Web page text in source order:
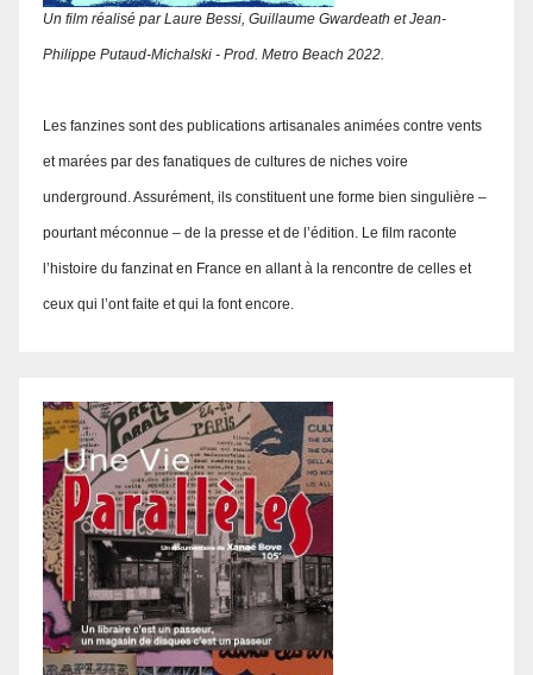
Un film réalisé par Laure Bessi, Guillaume Gwardeath et Jean-
Philippe Putaud-Michalski - Prod. Metro Beach 2022.
Les fanzines sont des publications artisanales animées contre vents
et marées par des fanatiques de cultures de niches voire
underground. Assurément, ils constituent une forme bien singulière –
pourtant méconnue – de la presse et de l’édition. Le film raconte
l’histoire du fanzinat en France en allant à la rencontre de celles et
ceux qui l’ont faite et qui la font encore.